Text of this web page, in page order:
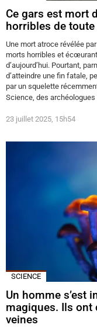
Ce gars est mort
horribles de toute
Une mort atroce révélée
morts horribles et
d’aujourd’hui. Pourtant,
d’atteindre une fin fatale,
par un squelette
Science, des archéologues
23 juillet 2025, 15h54
SCIENCE
Un homme s’est
magiques. Ils ont
veines